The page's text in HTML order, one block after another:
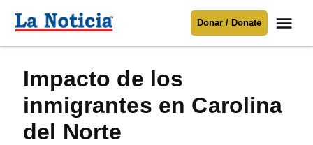
Para mantenerte informado necesitamos
contenido
Noticia
Donar / Donate
Impacto de los
inmigrantes en Carolina
del Norte